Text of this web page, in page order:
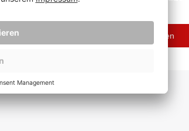
Pflege- & Sicherheitshinweise downloaden